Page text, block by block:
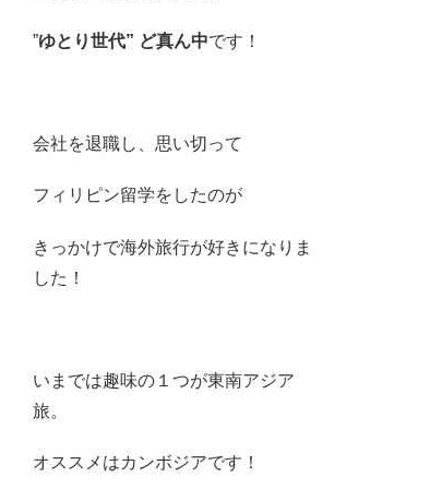
”ゆとり世代” ど真ん中です！
会社を退職し、思い切って
フィリピン留学をしたのが
きっかけで海外旅行が好きになりま
した！
いまでは趣味の１つが東南アジア
旅。
オススメはカンボジアです！